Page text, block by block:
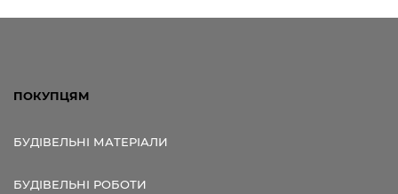
ПОКУПЦЯМ
БУДІВЕЛЬНІ МАТЕРІАЛИ
БУДІВЕЛЬНІ РОБОТИ